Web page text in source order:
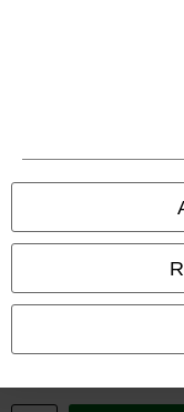
Todos los precios
© 1986-2026 E.M.P.
Tiendas EMP